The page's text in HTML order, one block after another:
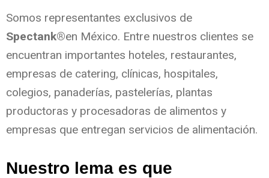
Somos representantes exclusivos de
Spectank®en México. Entre nuestros clientes se
encuentran importantes hoteles, restaurantes,
empresas de catering, clínicas, hospitales,
colegios, panaderías, pastelerías, plantas
productoras y procesadoras de alimentos y
empresas que entregan servicios de alimentación.
Nuestro lema es que